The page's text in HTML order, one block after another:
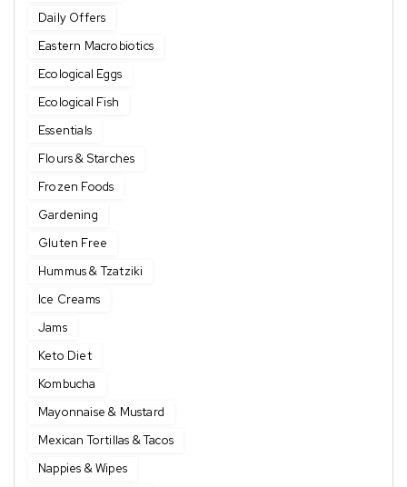
Daily Offers
Eastern Macrobiotics
Ecological Eggs
Ecological Fish
Essentials
Flours & Starches
Frozen Foods
Gardening
Gluten Free
Hummus & Tzatziki
Ice Creams
Jams
Keto Diet
Kombucha
Mayonnaise & Mustard
Mexican Tortillas & Tacos
Nappies & Wipes